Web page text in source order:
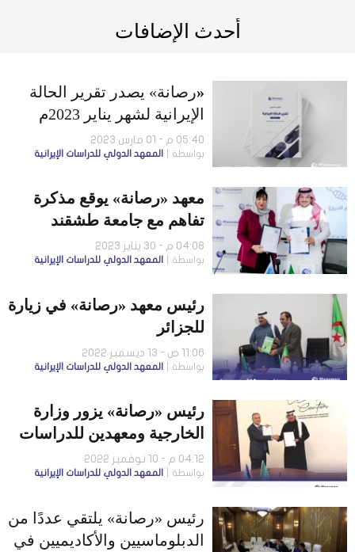
أحدث الإضافات
«رصانة» يصدر تقرير الحالة
الإيرانية لشهر يناير 2023م
05:40 م - 01 مارس 2023
بواسطة المعهد الدولي للدراسات الإيرانية
معهد «رصانة» يوقع مذكرة
تفاهم مع جامعة طشقند
الحكومية للدراسات الشرقية
04:08 م - 30 يناير 2023
بواسطة المعهد الدولي للدراسات الإيرانية
رئيس معهد «رصانة» في زيارة
للجزائر
11:06 ص - 13 ديسمبر 2022
بواسطة المعهد الدولي للدراسات الإيرانية
رئيس «رصانة» يزور وزارة
الخارجية ومعهدين للدراسات
ومركزًا ثقافيًا في
أذربيجان..وتوقيع مذكّرة تفاهُم
04:12 م - 10 نوفمبر 2022
بواسطة المعهد الدولي للدراسات الإيرانية
رئيس «رصانة» يلتقي عددًا من
الدبلوماسيين والأكاديميين في